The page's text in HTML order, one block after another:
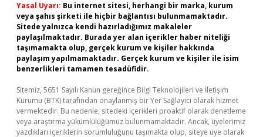
Yasal Uyarı: Bu internet sitesi, herhangi bir marka, kurum
veya şahıs şirketi ile hiçbir bağlantısı bulunmamaktadır.
Sitede yalnızca kendi hazırladığımız makaleler
paylaşılmaktadır. Burada yer alan içerikler haber niteliği
taşımamakta olup, gerçek kurum ve kişiler hakkında
paylaşım yapılmamaktadır. Gerçek kurum ve kişiler ile isim
benzerlikleri tamamen tesadüfidir.
Sitemiz, 5651 Sayılı Kanun gereğince Bilgi Teknolojileri ve İletişim
Kurumu (BTK) tarafından onaylanmış bir Yer Sağlayıcı olarak hizmet
vermektedir. Bu nedenle, sitedeki içerikleri proaktif olarak denetleme
veya araştırma yükümlülüğümüz bulunmamaktadır. Ancak, üyelerimiz
yazdıkları içeriklerin sorumluluğunu taşımakta olup, siteye üye olarak